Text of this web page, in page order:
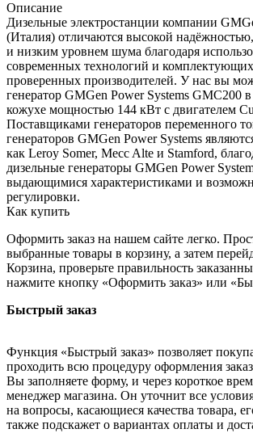
Описание
Дизельные электростанции компании
(Италия) отличаются высокой
и низким уровнем шума благодаря
современных технологий и
проверенных производителей. У нас вы
генератор GMGen Power Systems GMC200
кожухе мощностью 144 кВт с двигателем
Поставщиками генераторов переменного
генераторов GMGen Power Systems
как Leroy Somer, Mecc Alte и Stamford,
дизельные генераторы GMGen Power
выдающимися характеристиками и
регулировки.
Как купить
Оформить заказ на нашем сайте легко.
выбранные товары в корзину, а затем
Корзина, проверьте правильность
нажмите кнопку «Оформить заказ» или
Быстрый заказ
Функция «Быстрый заказ» позволяет
проходить всю процедуру оформления
Вы заполняете форму, и через короткое
менеджер магазина. Он уточнит все условия
на вопросы, касающиеся качества товара,
также подскажет о вариантах оплаты и